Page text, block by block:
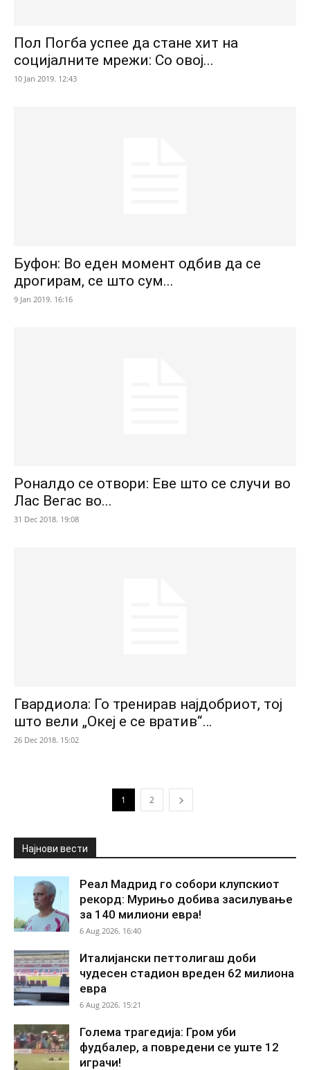
Пол Погба успее да стане хит на
социјалните мрежи: Со овој...
10 Jan 2019. 12:43
Буфон: Во еден момент одбив да се
дрогирам, се што сум...
9 Jan 2019. 16:16
Роналдо се отвори: Еве што се случи во
Лас Вегас во...
31 Dec 2018. 19:08
Гвардиола: Го тренирав најдобриот, тој
што вели „Океј е се вратив“…
26 Dec 2018. 15:02
1 2
Најнови вести
Реал Мадрид го собори клупскиот
рекорд: Мурињо добива засилување
за 140 милиони евра!
6 Aug 2026. 16:40
Италијански петтолигаш доби
чудесен стадион вреден 62 милиона
евра
6 Aug 2026. 15:21
Голема трагедија: Гром уби
фудбалер, а повредени се уште 12
играчи!